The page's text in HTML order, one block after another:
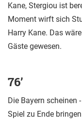
Kane, Stergiou ist
Moment wirft sich
Harry Kane. Das
Gäste gewesen.
76’
Die Bayern scheinen
Spiel zu Ende